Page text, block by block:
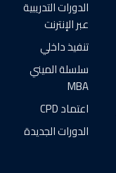
الدورات التدريبية
عبر الإنترنت
تنفيذ داخلي
سلسلة الميني
MBA
اعتماد CPD
الدورات الجديدة